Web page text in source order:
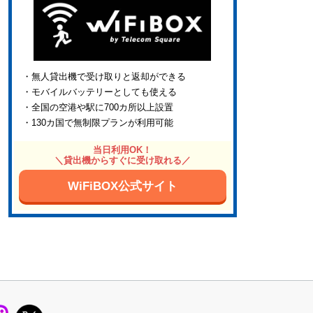
・無人貸出機で受け取りと返却ができる
・モバイルバッテリーとしても使える
・全国の空港や駅に700カ所以上設置
・130カ国で無制限プランが利用可能
当日利用OK！
＼貸出機からすぐに受け取れる／
WiFiBOX公式サイト